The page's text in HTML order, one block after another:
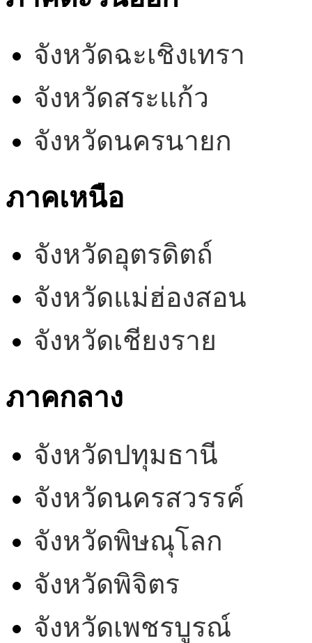
จังหวัดฉะเชิงเทรา
จังหวัดสระแก้ว
จังหวัดนครนายก
ภาคเหนือ
จังหวัดอุตรดิตถ์
จังหวัดแม่ฮ่องสอน
จังหวัดเชียงราย
ภาคกลาง
จังหวัดปทุมธานี
จังหวัดนครสวรรค์
จังหวัดพิษณุโลก
จังหวัดพิจิตร
จังหวัดเพชรบูรณ์